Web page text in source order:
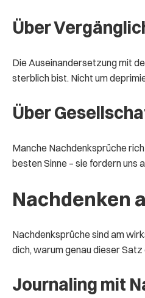
Über
Die Auseinandersetzung mit
sterblich bist. Nicht um
Über
Manche Nachdenksprüche
besten Sinne – sie fordern uns
Nachdenken
Nachdenksprüche sind am
dich, warum genau dieser
Journaling mit